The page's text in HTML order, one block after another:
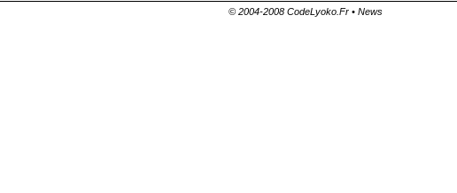
© 2004-2008 CodeLyoko.Fr • News